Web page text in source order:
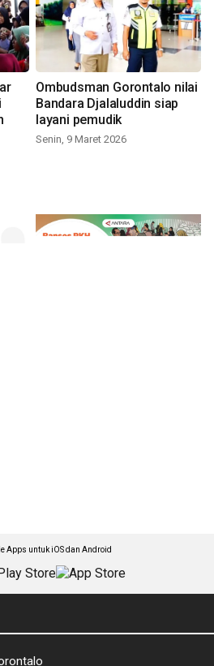
Ombudsman Gorontalo nilai
Bandara Djalaluddin siap
layani pemudik
Senin, 9 Maret 2026
Apps untuk iOS dan Android